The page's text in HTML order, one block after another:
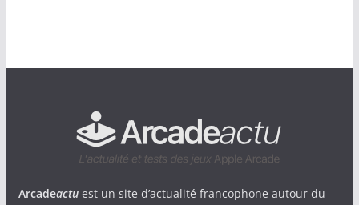
Arcadeactuest un site d’actualité francophone autour du